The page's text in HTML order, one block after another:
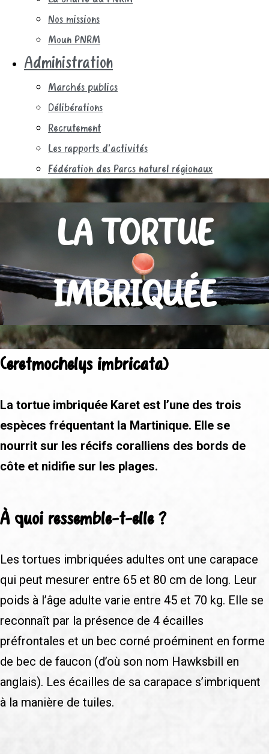
Nos missions
Moun PNRM
Administration
Marchés publics
Délibérations
Recrutement
Les rapports d’activités
Fédération des Parcs naturel régionaux
LA TORTUE
IMBRIQUÉE
(eretmochelys imbricata)
La tortue imbriquée Karet est l’une des trois
espèces fréquentant la Martinique. Elle se
nourrit sur les récifs coralliens des bords de
côte et nidifie sur les plages.
À quoi ressemble-t-elle ?
Les tortues imbriquées adultes ont une carapace
qui peut mesurer entre 65 et 80 cm de long. Leur
poids à l’âge adulte varie entre 45 et 70 kg. Elle se
reconnaît par la présence de 4 écailles
préfrontales et un bec corné proéminent en forme
de bec de faucon (d’où son nom Hawksbill en
anglais). Les écailles de sa carapace s’imbriquent
à la manière de tuiles.